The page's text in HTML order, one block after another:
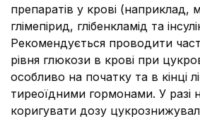
препаратів у крові (наприклад,
глімепірид, глібенкламід та
Рекомендується проводити
рівня глюкози в крові при
особливо на початку та в кінці
тиреоїдними гормонами. У разі
коригувати дозу